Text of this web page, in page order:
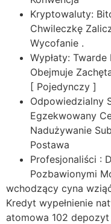
Kryptowaluty:
Chwileczkę
Wycofanie .
Wypłaty: Twarde
Obejmuje
[ Pojedynczy ]
Odpowiedzialny
Egzekwowany
Nadużywanie
Postawa
Profesjonaliści :
Pozbawionymi
wchodzący cyna
Kredyt wypełnienie
atomowa 102